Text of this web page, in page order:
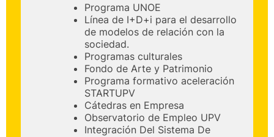
Programa UNOE
Línea de I+D+i para el desarrollo
de modelos de relación con la
sociedad.
Programas culturales
Fondo de Arte y Patrimonio
Programa formativo aceleración
STARTUPV
Cátedras en Empresa
Observatorio de Empleo UPV
Integración Del Sistema De